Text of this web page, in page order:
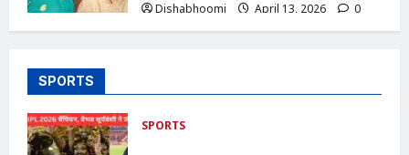
Dishabhoomi
April 13, 2026 0
SPORTS
SPORTS